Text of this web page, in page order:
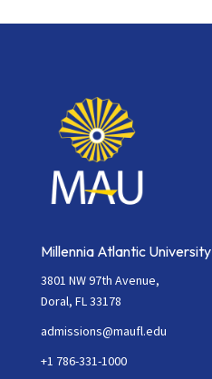
Please
blank.
Millennia Atlantic University
3801 NW 97th Avenue,
Doral, FL 33178
admissions@maufl.edu
+1 786-331-1000